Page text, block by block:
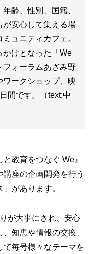
齢、性別、国籍、
が安心して集える場
ュニティカフェ。
かけとなった「We
ォーラムあざみ野
ークショップ、映
間です。（text:中
教育をつなぐ We』
座の企画開発を行う
があります。
が大事にされ、安心
知恵や情報の交換、
て毎号様々なテーマを